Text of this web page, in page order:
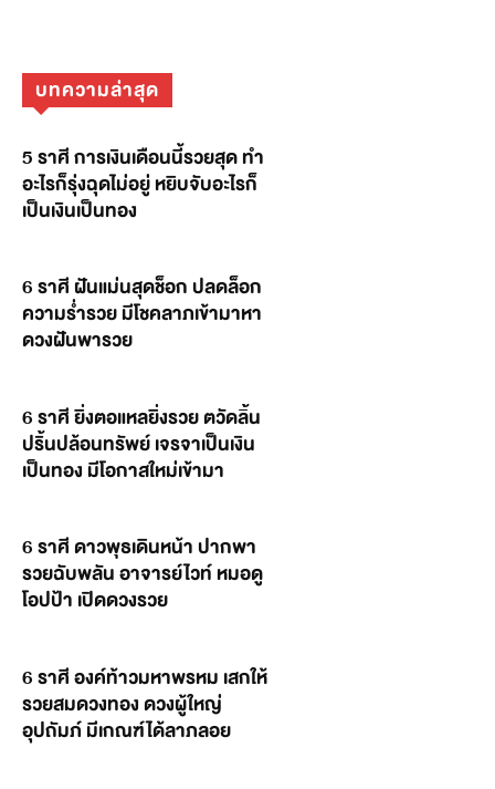
บทความล่าสุด
5 ราศี การเงินเดือนนี้รวยสุด ทำ
อะไรก็รุ่งฉุดไม่อยู่ หยิบจับอะไรก็
เป็นเงินเป็นทอง
6 ราศี ฝันแม่นสุดช็อก ปลดล็อก
ความร่ำรวย มีโชคลาภเข้ามาหา
ดวงฝันพารวย
6 ราศี ยิ่งตอแหลยิ่งรวย ตวัดลิ้น
ปริ้นปล้อนทรัพย์ เจรจาเป็นเงิน
เป็นทอง มีโอกาสใหม่เข้ามา
6 ราศี ดาวพุธเดินหน้า ปากพา
รวยฉับพลัน อาจารย์ไวท์ หมอดู
โอปป้า เปิดดวงรวย
6 ราศี องค์ท้าวมหาพรหม เสกให้
รวยสมดวงทอง ดวงผู้ใหญ่
อุปถัมภ์ มีเกณฑ์ได้ลาภลอย